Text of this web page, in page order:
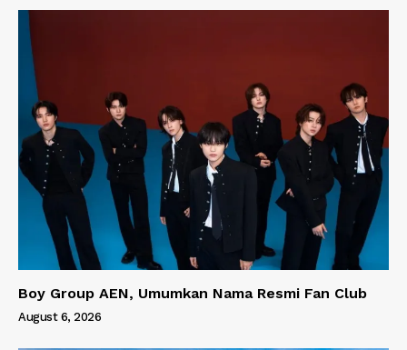
Boy Group AEN, Umumkan Nama Resmi Fan Club
August 6, 2026